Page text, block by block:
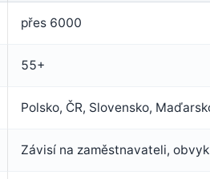
přes 6000
55+
Polsko, ČR, Slovensko,
Závisí na zaměstnavateli,